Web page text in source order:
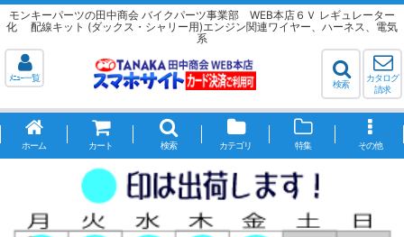
モンキーパーツの田中商会 バイクパーツ事業部 WEB本店６Ｖ レギュレーター
化 配線キット (ダックス・シャリー用)エンジン関連ワイヤー、ハーネス、電気
系
ﾒﾆｭｰ一覧
検索
カタログ
請求
ホーム カート 検索 カテゴリ 特集 その他